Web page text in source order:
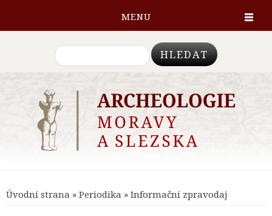
Hledat
MENU
Úvodní strana » Periodika » Informační zpravodaj